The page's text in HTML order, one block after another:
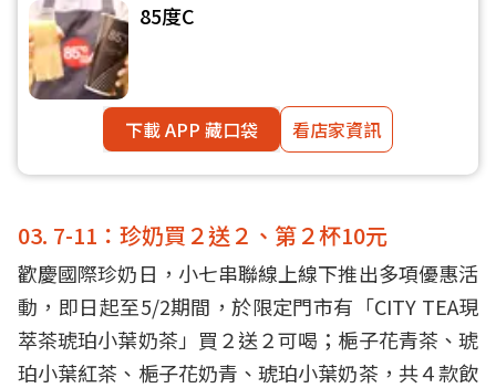
85度C
下載 APP 藏口袋 看店家資訊
03. 7-11：珍奶買２送２、第２杯10元
歡慶國際珍奶日，小七串聯線上線下推出多項優惠活
動，即日起至5/2期間，於限定門市有「CITY TEA現
萃茶琥珀小葉奶茶」買２送２可喝；梔子花青茶、琥
珀小葉紅茶、梔子花奶青、琥珀小葉奶茶，共４款飲